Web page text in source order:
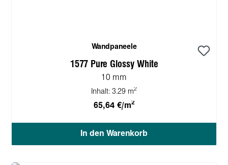
Wandpaneele
1577 Pure Glossy White
10 mm
Inhalt: 3.29 m2
65,64 €/m2
In den Warenkorb